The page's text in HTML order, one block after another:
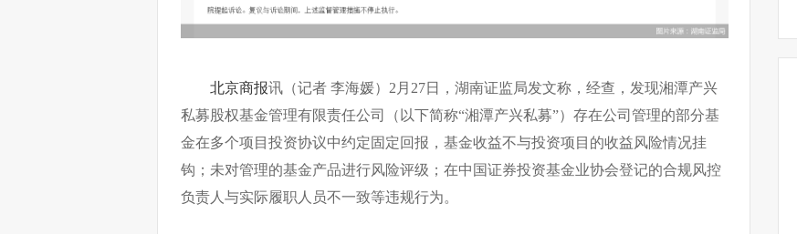
北京商报讯（记者 李海媛）2月27日，湖南证监局发文称，经查，发现湘潭产兴
私募股权基金管理有限责任公司（以下简称“湘潭产兴私募”）存在公司管理的部分基
金在多个项目投资协议中约定固定回报，基金收益不与投资项目的收益风险情况挂
钩；未对管理的基金产品进行风险评级；在中国证券投资基金业协会登记的合规风控
负责人与实际履职人员不一致等违规行为。